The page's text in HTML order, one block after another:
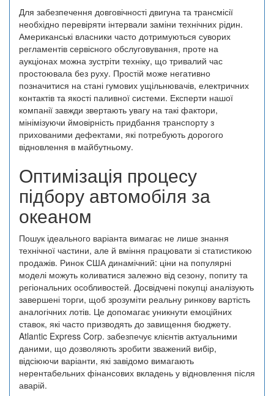
Для забезпечення довговічності двигуна та трансмісії
необхідно перевіряти інтервали заміни технічних рідин.
Американські власники часто дотримуються суворих
регламентів сервісного обслуговування, проте на
аукціонах можна зустріти техніку, що тривалий час
простоювала без руху. Простій може негативно
позначитися на стані гумових ущільнювачів, електричних
контактів та якості паливної системи. Експерти нашої
компанії завжди звертають увагу на такі фактори,
мінімізуючи ймовірність придбання транспорту з
прихованими дефектами, які потребують дорогого
відновлення в майбутньому.
Оптимізація процесу
підбору автомобіля за
океаном
Пошук ідеального варіанта вимагає не лише знання
технічної частини, але й вміння працювати зі статистикою
продажів. Ринок США динамічний: ціни на популярні
моделі можуть коливатися залежно від сезону, попиту та
регіональних особливостей. Досвідчені покупці аналізують
завершені торги, щоб зрозуміти реальну ринкову вартість
аналогічних лотів. Це допомагає уникнути емоційних
ставок, які часто призводять до завищення бюджету.
Atlantic Express Corp. забезпечує клієнтів актуальними
даними, що дозволяють зробити зважений вибір,
відсіюючи варіанти, які завідомо вимагають
нерентабельних фінансових вкладень у відновлення після
аварій.